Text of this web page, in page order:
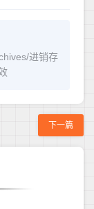
进销存
下一篇